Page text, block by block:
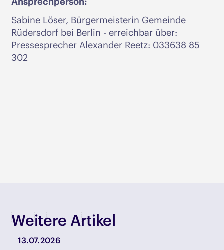
Sabine Löser, Bürgermeisterin Gemeinde
Rüdersdorf bei Berlin - erreichbar über:
Pressesprecher Alexander Reetz: 033638 85
302
Weitere Artikel
13.07.2026